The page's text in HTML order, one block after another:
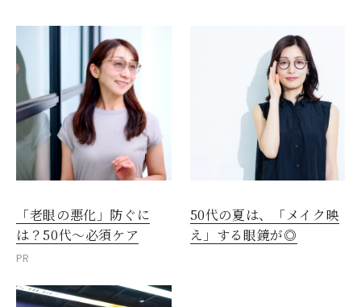
「老眼の悪化」防ぐに
は？50代～必須ケア
PR
50代の夏は、「メイク映
え」する眼鏡が◎